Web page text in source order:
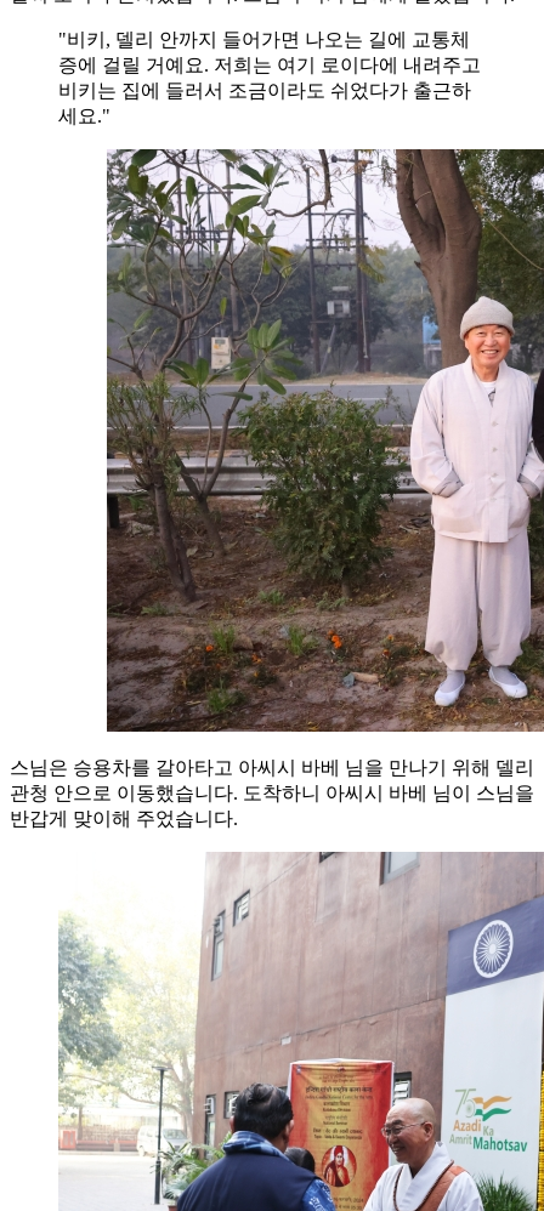
"비키, 델리 안까지 들어가면 나오는 길에 교통체
증에 걸릴 거예요. 저희는 여기 로이다에 내려주고
비키는 집에 들러서 조금이라도 쉬었다가 출근하
세요."
스님은 승용차를 갈아타고 아씨시 바베 님을 만나기 위해 델리
관청 안으로 이동했습니다. 도착하니 아씨시 바베 님이 스님을
반갑게 맞이해 주었습니다.